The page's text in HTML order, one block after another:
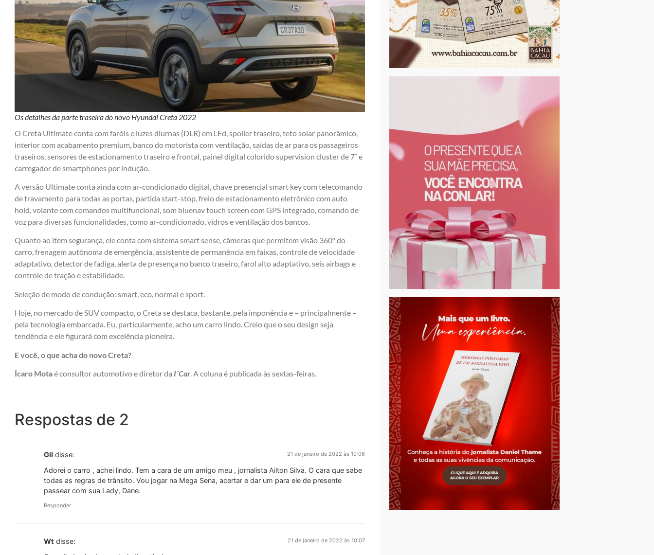
Os detalhes da parte traseira do novo Hyundai Creta 2022
O Creta Ultimate conta com faróis e luzes diurnas (DLR) em LEd, spoiler traseiro, teto solar panorâmico,
interior com acabamento premium, banco do motorista com ventilação, saídas de ar para os passageiros
traseiros, sensores de estacionamento traseiro e frontal, painel digital colorido supervision cluster de 7¨ e
carregador de smartphones por indução.
A versão Ultimate conta ainda com ar-condicionado digital, chave presencial smart key com telecomando
de travamento para todas as portas, partida start-stop, freio de estacionamento eletrônico com auto
hold, volante com comandos multifuncional, som bluenav touch screen com GPS integrado, comando de
voz para diversas funcionalidades, como ar-condicionado, vidros e ventilação dos bancos.
Quanto ao item segurança, ele conta com sistema smart sense, câmeras que permitem visão 360º do
carro, frenagem autônoma de emergência, assistente de permanência em faixas, controle de velocidade
adaptativo, detector de fadiga, alerta de presença no banco traseiro, farol alto adaptativo, seis airbags e
controle de tração e estabilidade.
Seleção de modo de condução: smart, eco, normal e sport.
Hoje, no mercado de SUV compacto, o Creta se destaca, bastante, pela imponência e – principalmente –
pela tecnologia embarcada. Eu, particularmente, acho um carro lindo. Creio que o seu design seja
tendência e ele figurará com excelência pioneira.
E você, o que acha do novo Creta?
Ícaro Motaé consultor automotivo e diretor da I´Car. A coluna é publicada às sextas-feiras.
Respostas de 2
Gil disse: 21 de janeiro de 2022 às 10:06
Adorei o carro , achei lindo. Tem a cara de um amigo meu , jornalista Ailton Silva. O cara que sabe
todas as regras de trânsito. Vou jogar na Mega Sena, acertar e dar um para ele de presente
passear com sua Lady, Dane.
Responder
Wt disse: 21 de janeiro de 2022 às 10:07